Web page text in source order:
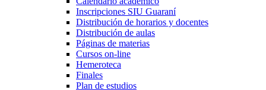
Inscripciones SIU Guaraní
Distribución de horarios y docentes
Distribución de aulas
Páginas de materias
Cursos on-line
Hemeroteca
Finales
Plan de estudios